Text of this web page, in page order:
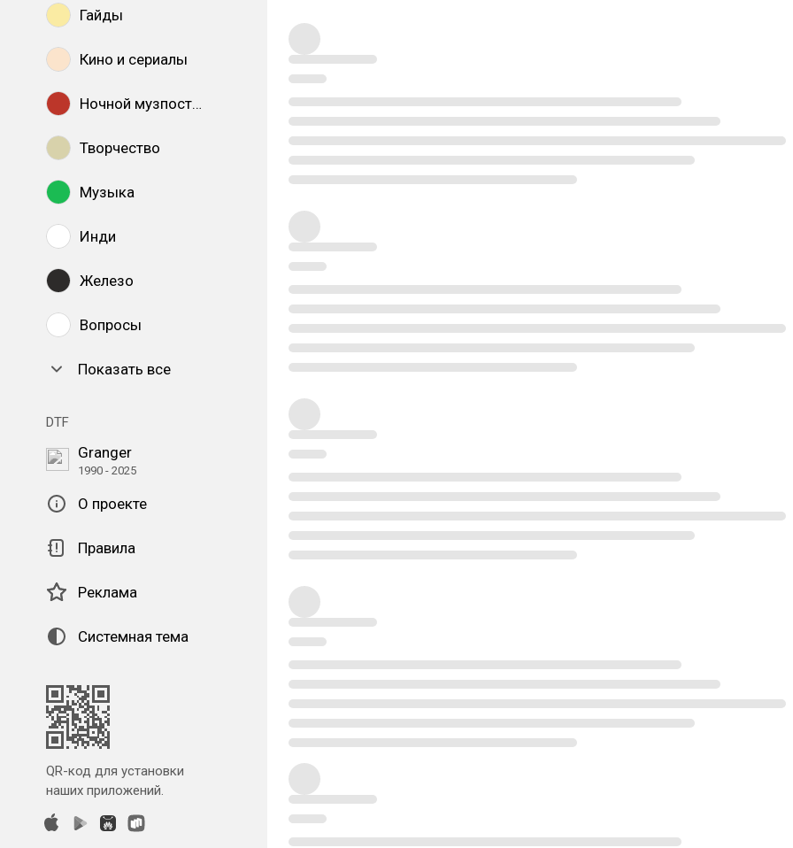
Гайды
Кино и сериалы
Ночной музпостинг
Творчество
Музыка
Инди
Железо
Вопросы
Показать все
DTF
Granger
1990 - 2025
О проекте
Правила
Реклама
Системная тема
QR-код для установки
наших приложений.